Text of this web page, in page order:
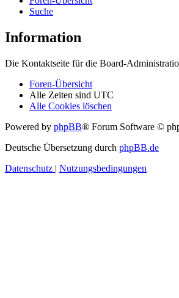
Suche
Information
Die Kontaktseite für die Board-
Foren-Übersicht
Alle Zeiten sind UTC
Alle Cookies löschen
Powered by phpBB® Forum Software ©
Deutsche Übersetzung durch phpBB.de
Datenschutz | Nutzungsbedingungen